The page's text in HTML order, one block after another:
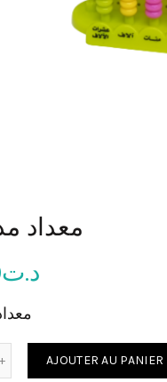
معداد
د.ت
AJOUTER AU PANIER